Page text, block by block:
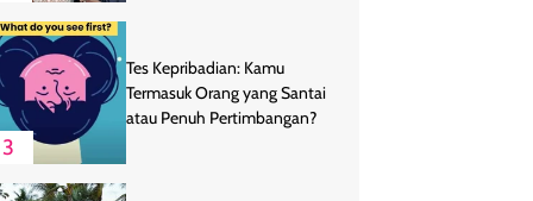
3
Tes Kepribadian: Kamu
Termasuk Orang yang Santai
atau Penuh Pertimbangan?